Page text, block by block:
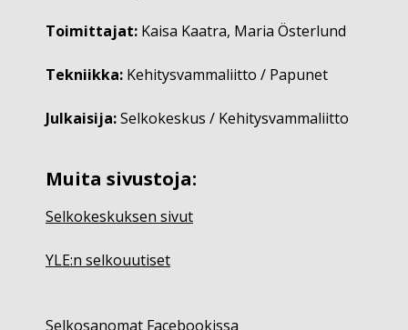
Toimittajat: Kaisa Kaatra, Maria Österlund
Tekniikka: Kehitysvammaliitto / Papunet
Julkaisija:Selkokeskus / Kehitysvammaliitto
Muita sivustoja:
Selkokeskuksen sivut
YLE:n selkouutiset
Selkosanomat Facebookissa